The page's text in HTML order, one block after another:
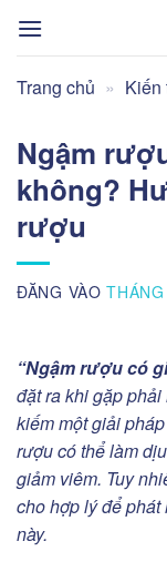
qua
dung
Trang chủ » Kiến
Ngậm
không?
rượu
ĐĂNG VÀO
“Ngậm rượu có
đặt ra khi gặp
kiếm một giải
rượu có thể làm
giảm viêm. Tuy
cho hợp lý để
này.